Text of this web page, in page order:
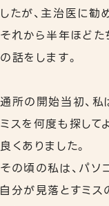
よくあるご質
したが、主治医に勧
それから半年ほどた
の話をします。
通所の開始当初、私
ミスを何度も探して
良くありました。
その頃の私は、パソ
自分が見落とすミ